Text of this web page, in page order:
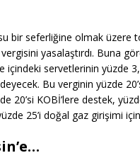
bir seferliğine olmak üzere
yasalaştırdı. Buna
içindeki servetlerinin yüzde
Bu verginin yüzde
20’si KOBİ’lere destek,
25’i doğal gaz girişimi